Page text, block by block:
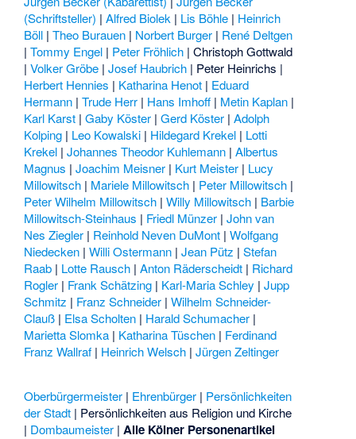
(Schriftsteller) |Alfred Biolek | Lis Böhle | Heinrich
Böll |Theo Burauen | Norbert Burger | René Deltgen
|Tommy Engel | Peter Fröhlich |Christoph Gottwald
|Volker Gröbe |Josef Haubrich | Peter Heinrichs |
Herbert Hennies | Katharina Henot | Eduard
Hermann |Trude Herr | Hans Imhoff | Metin Kaplan |
Karl Karst |Gaby Köster |Gerd Köster |Adolph
Kolping | Leo Kowalski | Hildegard Krekel | Lotti
Krekel |Johannes Theodor Kuhlemann |Albertus
Magnus |Joachim Meisner | Kurt Meister | Lucy
Millowitsch | Mariele Millowitsch | Peter Millowitsch |
Peter Wilhelm Millowitsch |Willy Millowitsch | Barbie
Millowitsch-Steinhaus | Friedl Münzer |John van
Nes Ziegler | Reinhold Neven DuMont |Wolfgang
Niedecken |Willi Ostermann |Jean Pütz |Stefan
Raab | Lotte Rausch |Anton Räderscheidt | Richard
Rogler | Frank Schätzing | Karl-Maria Schley |Jupp
Schmitz | Franz Schneider |Wilhelm Schneider-
Clauß | Elsa Scholten | Harald Schumacher |
Marietta Slomka | Katharina Tüschen | Ferdinand
Franz Wallraf | Heinrich Welsch |Jürgen Zeltinger
Oberbürgermeister | Ehrenbürger | Persönlichkeiten
der Stadt | Persönlichkeiten aus Religion und Kirche
| Dombaumeister | Alle Kölner Personenartikel